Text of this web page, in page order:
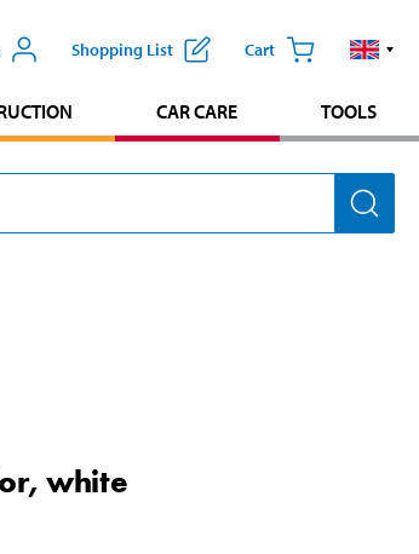
Shopping List Cart
CAR CARE TOOLS
white